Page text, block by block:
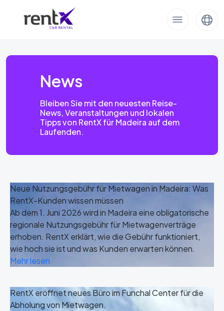
News
Bleiben Sie mit den neuesten Reise-
News, Veranstaltungen und lokalen
Tipps von RentX für Madeira auf dem
Laufenden.
Neue Nutzungsgebühr für Mietwagen in Madeira: Was
RentX-Kunden wissen müssen
Ab dem 1. Juni 2026 wird in Madeira eine obligatorische
regionale Nutzungsgebühr für Mietwagenverträge
erhoben. RentX erklärt, wie die Gebühr funktioniert,
wie hoch sie ist und was Kunden erwarten können.
Mehr lesen
RentX eröffnet neues Büro im Funchal Center für die
Abholung von Mietwagen.